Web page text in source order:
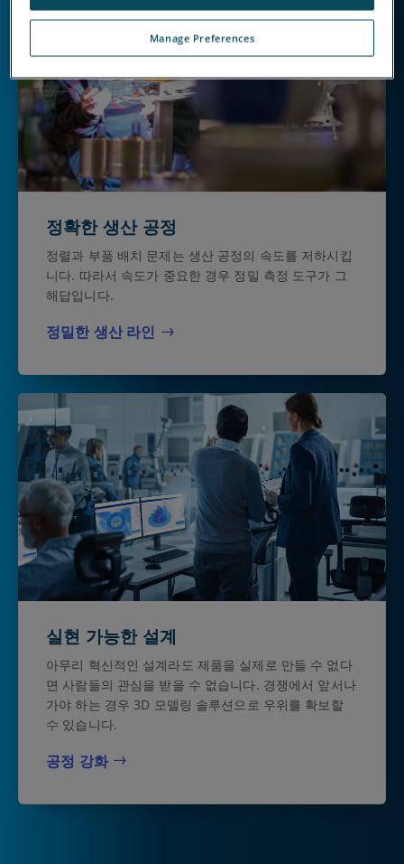
정확한 생산 공정
정렬과 부품 배치 문제는 생산 공정의 속도를 저하시킵
니다. 따라서 속도가 중요한 경우 정밀 측정 도구가 그
해답입니다.
정밀한 생산 라인
실현 가능한 설계
아무리 혁신적인 설계라도 제품을 실제로 만들 수 없다
면 사람들의 관심을 받을 수 없습니다. 경쟁에서 앞서나
가야 하는 경우 3D 모델링 솔루션으로 우위를 확보할
수 있습니다.
공정 강화
Manage Preferences